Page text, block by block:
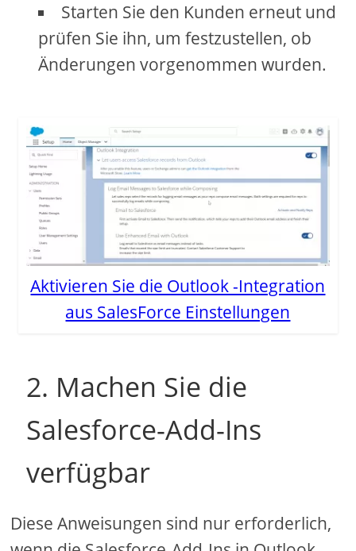
Starten Sie den Kunden erneut und
prüfen Sie ihn, um festzustellen, ob
Änderungen vorgenommen wurden.
Aktivieren Sie die Outlook -Integration
aus SalesForce Einstellungen
2. Machen Sie die
Salesforce-Add-Ins
verfügbar
Diese Anweisungen sind nur erforderlich,